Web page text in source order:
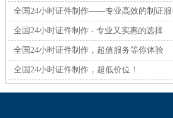
全国24小时证件制作——专业高效的制证服
全国24小时证件制作 - 专业又实惠的选择
全国24小时证件制作，超值服务等你体验
全国24小时证件制作，超低价位！